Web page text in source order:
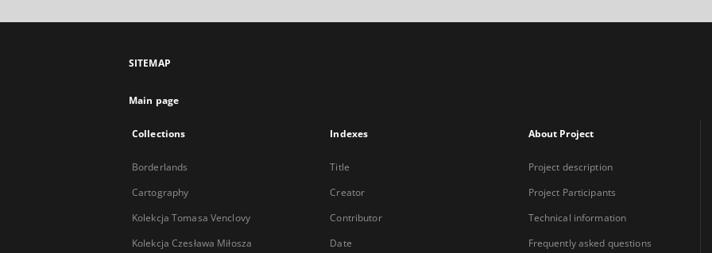
SITEMAP
Main page
Collections
Borderlands
Cartography
Kolekcja Tomasa Venclovy
Kolekcja Czesława Miłosza
Indexes
Title
Creator
Contributor
Date
About Project
Project description
Project Participants
Technical information
Frequently asked questions